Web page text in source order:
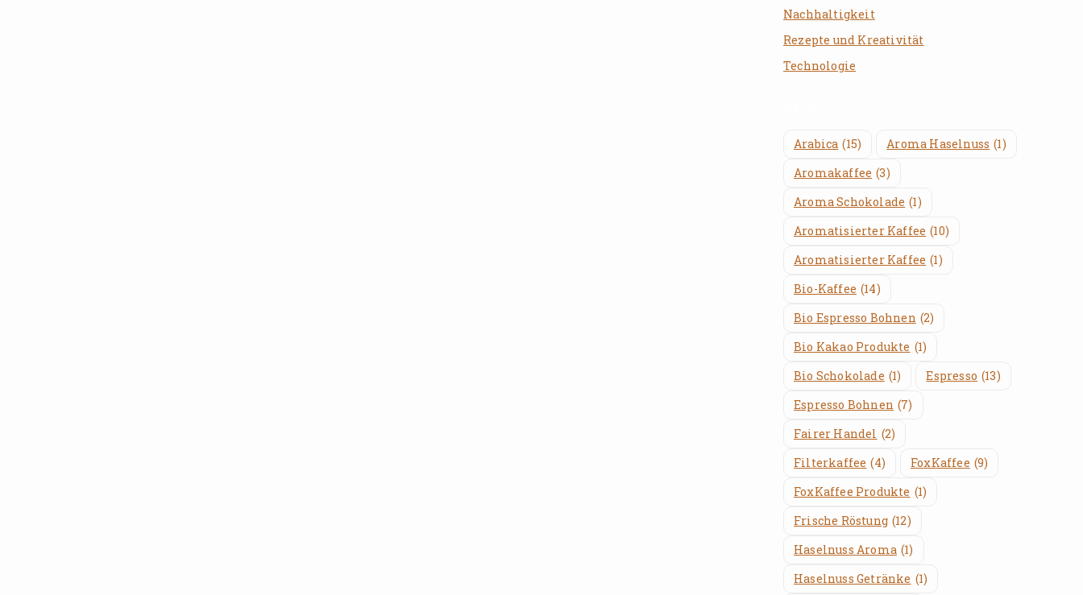
Nachhaltigkeit
Rezepte und Kreativität
Technologie
Arabica (15) Aroma Haselnuss (1)
Aromakaffee (3)
Aroma Schokolade (1)
Aromatisierter Kaffee (10)
Aromatisierter Kaffee (1)
Bio-Kaffee (14)
Bio Espresso Bohnen (2)
Bio Kakao Produkte (1)
Bio Schokolade (1) Espresso (13)
Espresso Bohnen (7)
Fairer Handel (2)
Filterkaffee (4) FoxKaffee (9)
FoxKaffee Produkte (1)
Frische Röstung (12)
Haselnuss Aroma (1)
Haselnuss Getränke (1)